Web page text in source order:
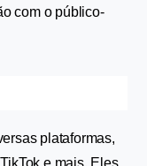
com o público-
plataformas,